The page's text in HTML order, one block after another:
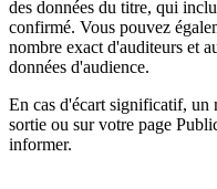
des données du titre, qui
confirmé. Vous pouvez
nombre exact d'auditeurs et
données d'audience.
En cas d'écart significatif, un
sortie ou sur votre page
informer.